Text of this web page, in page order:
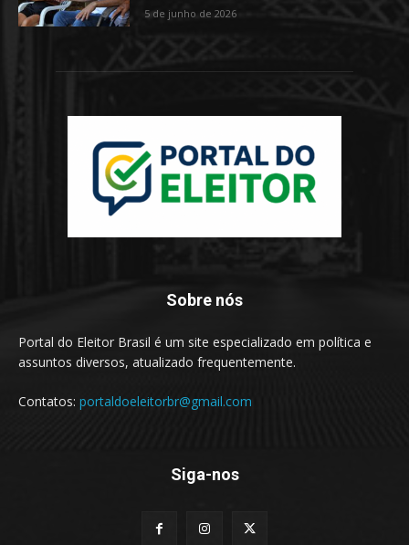
5 de junho de 2026
Sobre nós
Portal do Eleitor Brasil é um site especializado em política e
assuntos diversos, atualizado frequentemente.
Contatos: portaldoeleitorbr@gmail.com
Siga-nos